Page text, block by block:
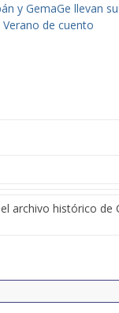
y GemaGe llevan
de cuento
archivo histórico de